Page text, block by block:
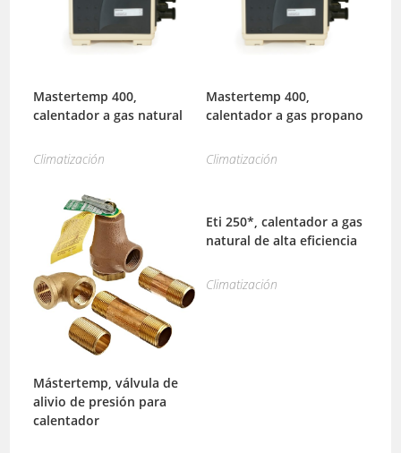
Mastertemp 400,
calentador a gas natural
Climatización
Mastertemp 400,
calentador a gas propano
Climatización
Mástertemp, válvula de
alivio de presión para
calentador
Eti 250*, calentador a gas
natural de alta eficiencia
Climatización